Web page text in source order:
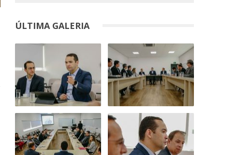
ÚLTIMA GALERIA